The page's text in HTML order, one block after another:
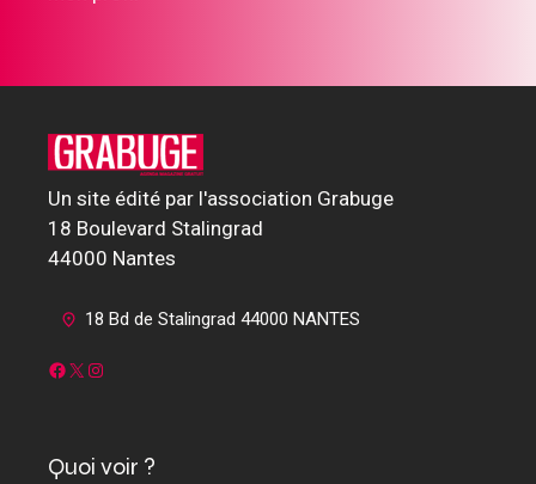
Un site édité par l'association Grabuge
18 Boulevard Stalingrad
44000 Nantes
18 Bd de Stalingrad 44000 NANTES
Facebook
X Instagram
Quoi voir ?